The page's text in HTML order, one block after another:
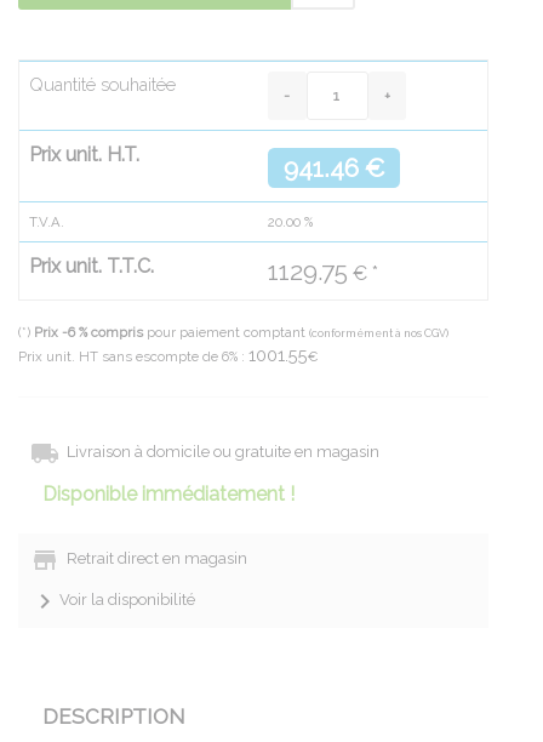
Quantité souhaitée
Prix unit. H.T. 941.46 €
T.V.A. 20.00 %
Prix unit. T.T.C. 1129.75 € *
(*) Prix -6 % compris pour paiement comptant (conformément à nos CGV)
Prix unit. HT sans escompte de 6% : 1001.55€
Livraison à domicile ou gratuite en magasin
Disponible immédiatement !
Retrait direct en magasin
Voir la disponibilité
DESCRIPTION